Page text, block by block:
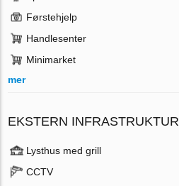
Førstehjelp
Handlesenter
Minimarket
mer
EKSTERN INFRASTRUKTUR
Lysthus med grill
CCTV